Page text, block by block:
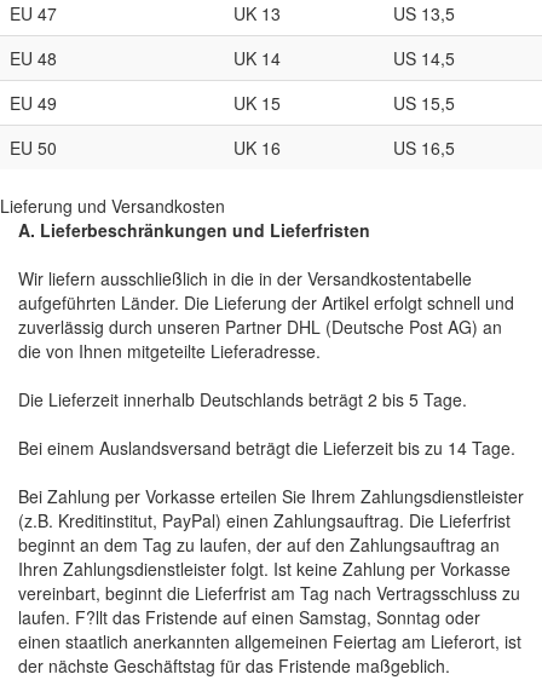
EU 47
UK 13
US 13,5
EU 48
UK 14
US 14,5
EU 49
UK 15
US 15,5
EU 50
UK 16 US 16,5
Lieferung und Versandkosten
A. Lieferbeschränkungen und Lieferfristen
Wir liefern ausschließlich in die in der Versandkostentabelle
aufgeführten Länder. Die Lieferung der Artikel erfolgt schnell und
zuverlässig durch unseren Partner DHL (Deutsche Post AG) an
die von Ihnen mitgeteilte Lieferadresse.
Die Lieferzeit innerhalb Deutschlands beträgt 2 bis 5 Tage.
Bei einem Auslandsversand beträgt die Lieferzeit bis zu 14 Tage.
Bei Zahlung per Vorkasse erteilen Sie Ihrem Zahlungsdienstleister
(z.B. Kreditinstitut, PayPal) einen Zahlungsauftrag. Die Lieferfrist
beginnt an dem Tag zu laufen, der auf den Zahlungsauftrag an
Ihren Zahlungsdienstleister folgt. Ist keine Zahlung per Vorkasse
vereinbart, beginnt die Lieferfrist am Tag nach Vertragsschluss zu
laufen. F?llt das Fristende auf einen Samstag, Sonntag oder
einen staatlich anerkannten allgemeinen Feiertag am Lieferort, ist
der nächste Geschäftstag für das Fristende maßgeblich.